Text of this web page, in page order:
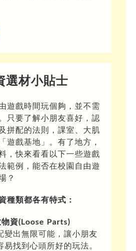
選材小貼士
遊戲時間玩個夠，並不需
只要了解小朋友喜好，認
拼配的法則，課室、大肌
遊戲基地」。有了地方，
，快來看看以下一些遊戲
範例，能否在校園自由遊
？
種類都各有特式：
資(Loose Parts)
變出無限可能，讓小朋友
易找到心頭所好的玩法。